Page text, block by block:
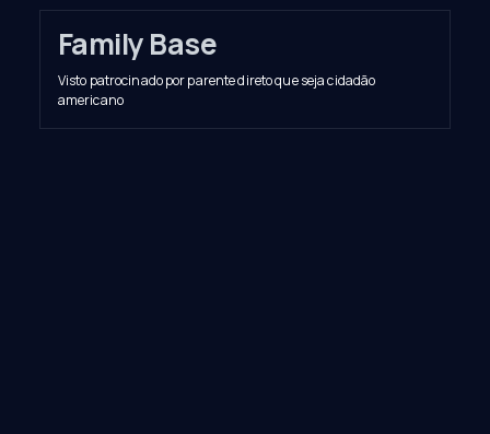
Family Base
Visto patrocinado por parente direto que seja cidadão
americano